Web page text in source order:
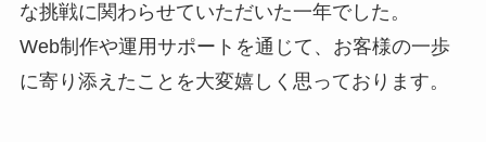
な挑戦に関わらせていただいた一年でした。
Web制作や運用サポートを通じて、お客様の一歩
に寄り添えたことを大変嬉しく思っております。